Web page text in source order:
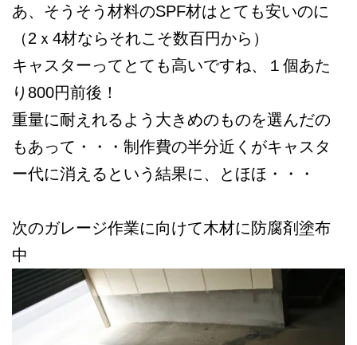
あ、そうそう材料のSPF材はとても安いのに
（2ｘ4材ならそれこそ数百円から）
キャスターってとても高いですね、１個あた
り800円前後！
重量に耐えれるよう大きめのものを選んだの
もあって・・・制作費の半分近くがキャスタ
ー代に消えるという結果に、とほほ・・・
次のガレージ作業に向けて木材に防腐剤塗布
中